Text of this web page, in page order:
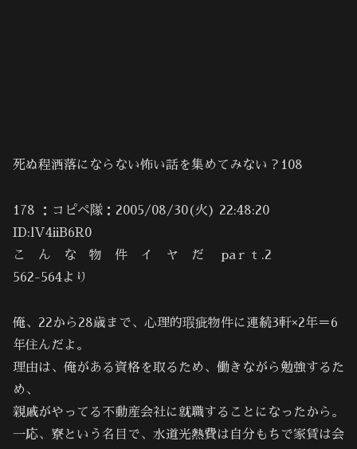
死ぬ程洒落にならない怖い話を集めてみない？108
178 ：コピペ隊：2005/08/30(火) 22:48:20
ID:lV4iiB6R0
こ ん な 物 件 イ ヤ だ paｒｔ.2
562-564より
俺、22から28歳まで、心理的瑕疵物件に連続3軒×2年＝6
年住んだよ。
理由は、俺がある資格を取るため、働きながら勉強するた
め、
親戚がやってる不動産会社に就職することになったから。
一応、寮という名目で、水道光熱費は自分もちで家賃は会